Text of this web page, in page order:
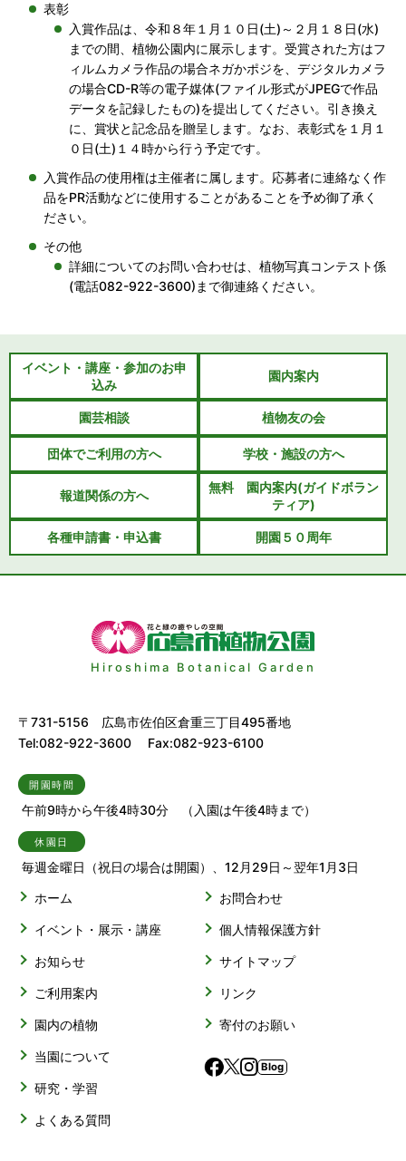
表彰
入賞作品は、令和８年１月１０日(土)～２月１８日(水)
までの間、植物公園内に展示します。受賞された方はフ
ィルムカメラ作品の場合ネガかポジを、デジタルカメラ
の場合CD-R等の電子媒体(ファイル形式がJPEGで作品
データを記録したもの)を提出してください。引き換え
に、賞状と記念品を贈呈します。なお、表彰式を１月１
０日(土)１４時から行う予定です。
入賞作品の使用権は主催者に属します。応募者に連絡なく作
品をPR活動などに使用することがあることを予め御了承く
ださい。
その他
詳細についてのお問い合わせは、植物写真コンテスト係
(電話082-922-3600)まで御連絡ください。
イベント・講座・参加のお申
込み
園内案内
園芸相談 植物友の会
団体でご利用の方へ 学校・施設の方へ
報道関係の方へ
無料 園内案内(ガイドボラン
ティア)
各種申請書・申込書 開園５０周年
Hiroshima Botanical Garden
〒731-5156 広島市佐伯区倉重三丁目495番地
Tel:082-922-3600 Fax:082-923-6100
開園時間
午前9時から午後4時30分 （入園は午後4時まで）
休園日
毎週金曜日（祝日の場合は開園）、12月29日～翌年1月3日
ホーム
イベント・展示・講座
お知らせ
ご利用案内
園内の植物
当園について
研究・学習
よくある質問
お問合わせ
個人情報保護方針
サイトマップ
リンク
寄付のお願い
Blog